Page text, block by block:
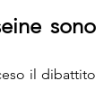
sono
il dibattito